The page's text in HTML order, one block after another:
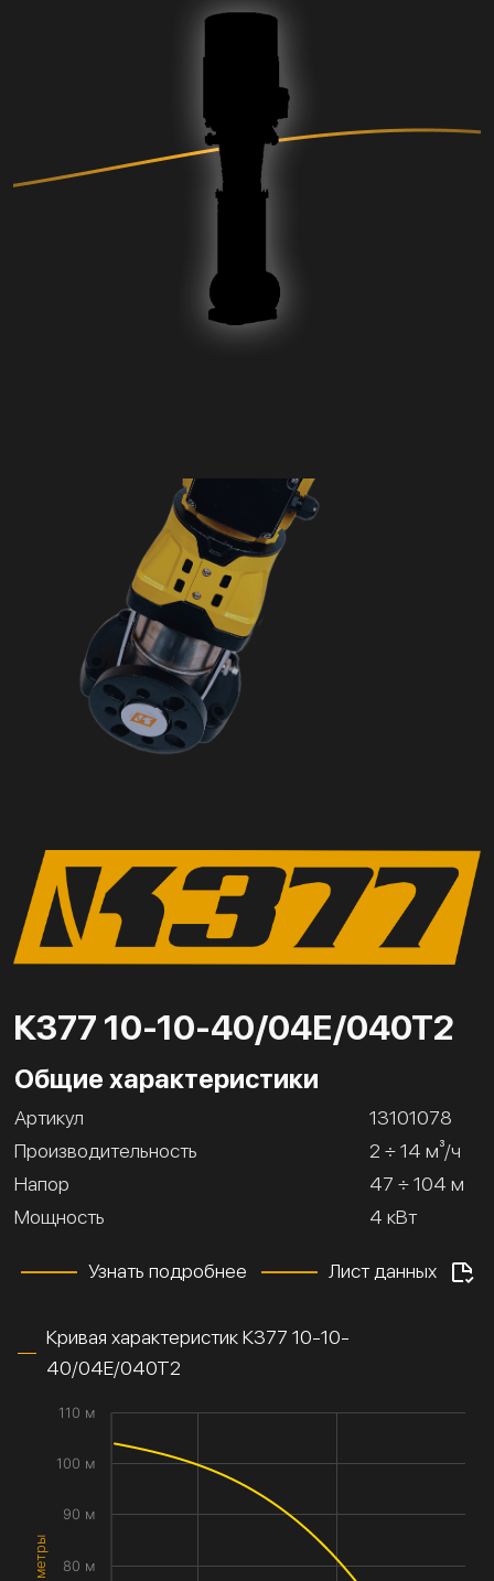
К377 10-10-40/04Е/040Т2
Общие характеристики
Артикул
13101078
Производительность
2 ÷ 14 м³/ч
Напор
47 ÷ 104 м
Мощность
4 кВт
Узнать подробнее Лист данных
Кривая характеристик К377 10-10-
40/04Е/040Т2
80 м
90 м
100 м
110 м